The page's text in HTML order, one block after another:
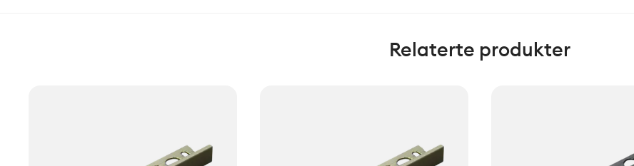
Relaterte produkter